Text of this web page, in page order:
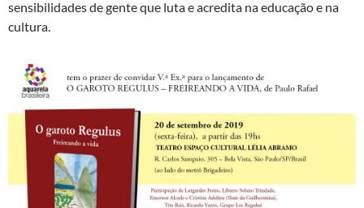
sensibilidades de gente que luta e acredita na educação e na
cultura.